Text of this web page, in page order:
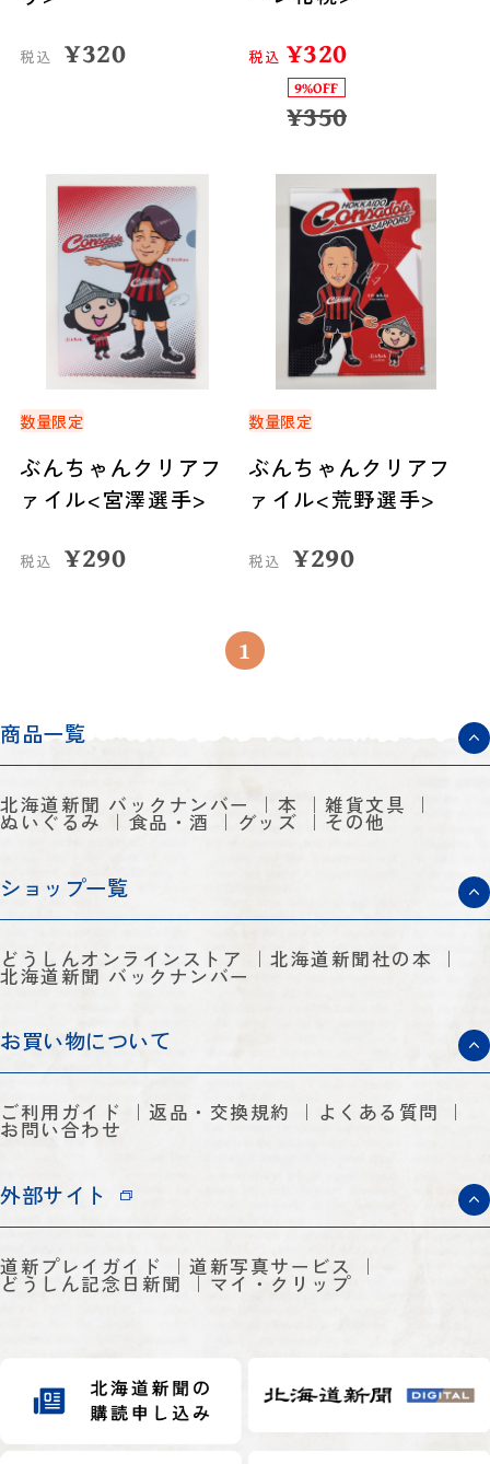
税込 ¥320 税込 ¥320
9%OFF
¥350
数量限定
ぶんちゃんクリアフ
ァイル<宮澤選手>
税込 ¥290
数量限定
ぶんちゃんクリアフ
ァイル<荒野選手>
税込 ¥290
1
商品一覧
北海道新聞 バックナンバー 本 雑貨文具
ぬいぐるみ 食品・酒 グッズ その他
ショップ一覧
どうしんオンラインストア 北海道新聞社の本
北海道新聞 バックナンバー
お買い物について
ご利用ガイド 返品・交換規約 よくある質問
お問い合わせ
外部サイト
道新プレイガイド 道新写真サービス
どうしん記念日新聞 マイ・クリップ